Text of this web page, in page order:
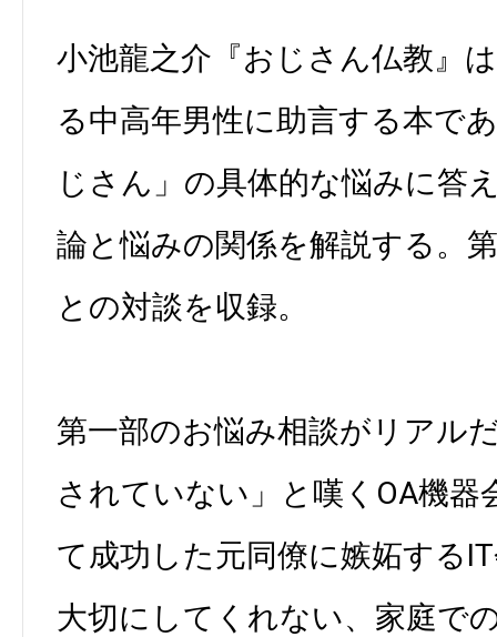
小池龍之介『おじさん仏教』
る中高年男性に助言する本で
じさん」の具体的な悩みに答
論と悩みの関係を解説する。
との対談を収録。
第一部のお悩み相談がリアル
されていない」と嘆くOA機器
て成功した元同僚に嫉妬する
大切にしてくれない、家庭で